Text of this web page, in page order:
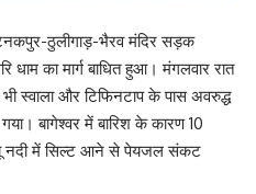
ठुलीगाड़-भैरव मंदिर सड़क
धाम का मार्ग बाधित हुआ। मंगलवार रात
स्वाला और टिफिनटाप के पास अवरुद्ध
बागेश्वर में बारिश के कारण 10
नदी में सिल्ट आने से पेयजल संकट